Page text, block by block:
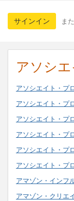
サインイン ま
アソシ
アソシエイト・プ
アソシエイト・プ
アソシエイト・プ
アソシエイト・プ
アソシエイト・プ
アソシエイト・プ
アマゾン・インフ
アマゾン・クリエ